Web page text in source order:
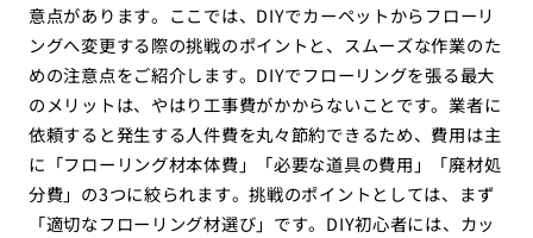
意点があります。ここでは、DIYでカーペットからフローリ
ングへ変更する際の挑戦のポイントと、スムーズな作業のた
めの注意点をご紹介します。DIYでフローリングを張る最大
のメリットは、やはり工事費がかからないことです。業者に
依頼すると発生する人件費を丸々節約できるため、費用は主
に「フローリング材本体費」「必要な道具の費用」「廃材処
分費」の3つに絞られます。挑戦のポイントとしては、まず
「適切なフローリング材選び」です。DIY初心者には、カッ